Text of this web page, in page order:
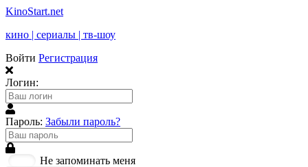
KinoStart.net
кино | сериалы | тв-шоу
Войти Регистрация
Логин:
Пароль: Забыли пароль?
Не запоминать меня